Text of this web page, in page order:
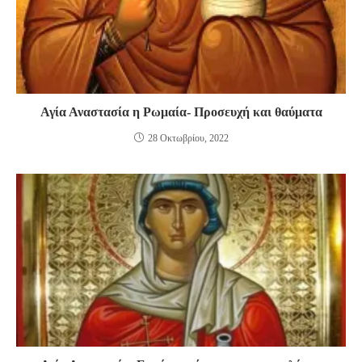
Αγία Αναστασία η Ρωμαία- Προσευχή και θαύματα
28 Οκτωβρίου, 2022